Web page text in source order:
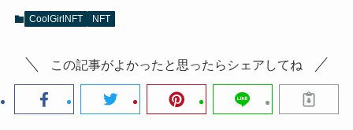
CoolGirlNFT NFT
この記事がよかったと思ったらシェアしてね